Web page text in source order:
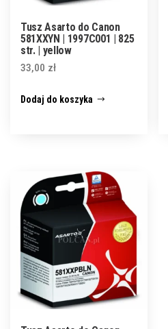
Tusz Asarto do Canon
581XXYN | 1997C001 | 825
str. | yellow
33,00 zł
Dodaj do koszyka